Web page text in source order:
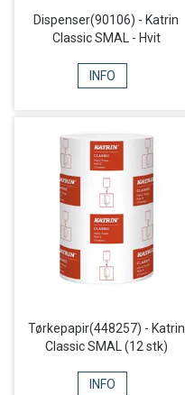
Dispenser(90106) - Katrin
Classic SMAL - Hvit
INFO
Tørkepapir(448257) - Katrin
Classic SMAL (12 stk)
INFO